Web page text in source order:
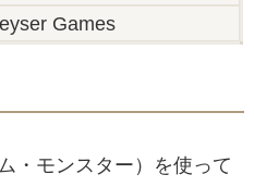
Games
・モンスター）を使って